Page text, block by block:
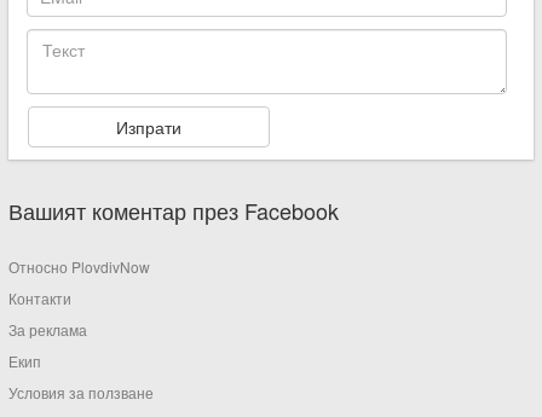
Вашият коментар през Facebook
Относно PlovdivNow
Контакти
За реклама
Екип
Условия за ползване